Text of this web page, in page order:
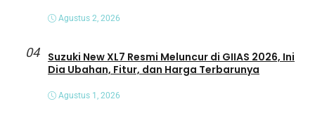
Agustus 2, 2026
04
Suzuki New XL7 Resmi Meluncur di GIIAS 2026, Ini
Dia Ubahan, Fitur, dan Harga Terbarunya
Agustus 1, 2026